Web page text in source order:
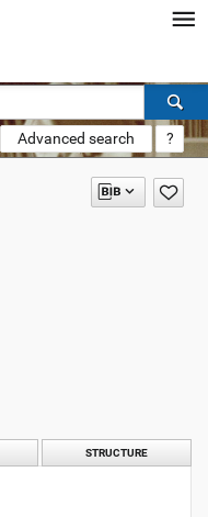
Advanced search ?
STRUCTURE